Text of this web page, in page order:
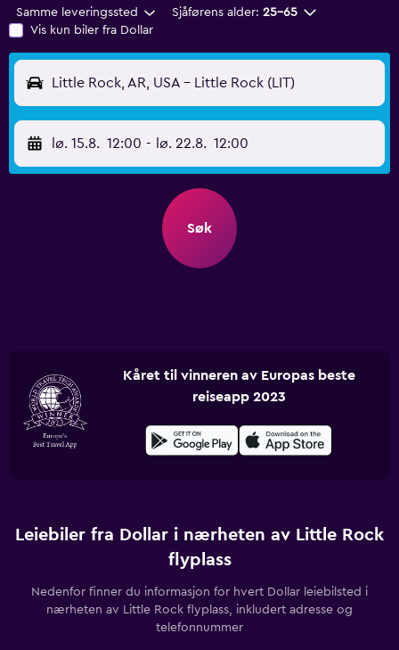
Samme leveringssted Sjåførens alder: 25–65
Vis kun biler fra Dollar
Little Rock, AR, USA - Little Rock (LIT)
lø. 15.8. 12:00 - lø. 22.8. 12:00
Søk
Kåret til vinneren av Europas beste
reiseapp 2023
Leiebiler fra Dollar i nærheten av Little Rock
flyplass
Nedenfor finner du informasjon for hvert Dollar leiebilsted i
nærheten av Little Rock flyplass, inkludert adresse og
telefonnummer